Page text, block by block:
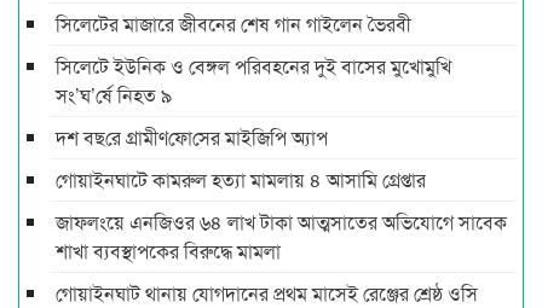
সিলেটের মাজারে জীবনের শেষ গান গাইলেন ভৈরবী
সিলেটে ইউনিক ও বেঙ্গল পরিবহনের দুই বাসের মুখোমুখি
সং’ঘ’র্ষে নিহত ৯
দশ বছ‌রে গ্রামীণ‌ফো‌সের মাইজিপি অ্যাপ
গোয়াইনঘাটে কামরুল হত্যা মামলায় ৪ আসামি গ্রেপ্তার
জাফলংয়ে এনজিওর ৬৪ লাখ টাকা আত্মসাতের অভিযোগে সাবেক
শাখা ব্যবস্থাপকের বিরুদ্ধে মামলা
গোয়াইনঘাট থানায় যোগদানের প্রথম মাসেই রেঞ্জের শ্রেষ্ঠ ওসি